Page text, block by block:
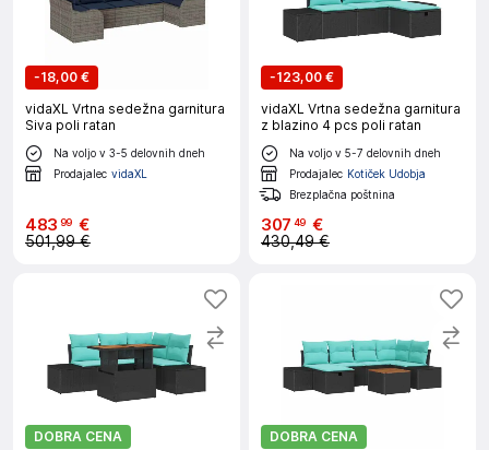
-18,00 €
vidaXL Vrtna sedežna garnitura
Siva poli ratan
Na voljo v 3-5 delovnih dneh
Prodajalec vidaXL
483 99 €
501,99 €
-123,00 €
vidaXL Vrtna sedežna garnitura
z blazino 4 pcs poli ratan
Na voljo v 5-7 delovnih dneh
Prodajalec Kotiček Udobja
Brezplačna poštnina
307 49 €
430,49 €
DOBRA CENA
DOBRA CENA